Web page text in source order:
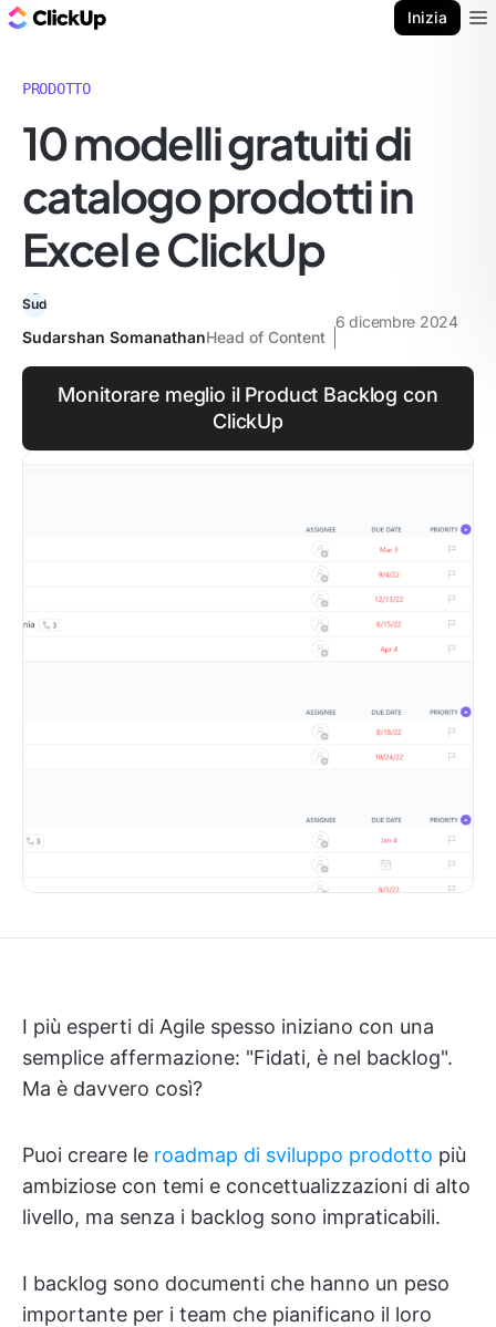
Inizia
PRODOTTO
10 modelli gratuiti di
catalogo prodotti in
Excel e ClickUp
Sudarshan SomanathanHead of Content
6 dicembre 2024
Monitorare meglio il Product Backlog con
ClickUp
I più esperti di Agile spesso iniziano con una
semplice affermazione: "Fidati, è nel backlog".
Ma è davvero così?
Puoi creare le roadmap di sviluppo prodotto più
ambiziose con temi e concettualizzazioni di alto
livello, ma senza i backlog sono impraticabili.
I backlog sono documenti che hanno un peso
importante per i team che pianificano il loro